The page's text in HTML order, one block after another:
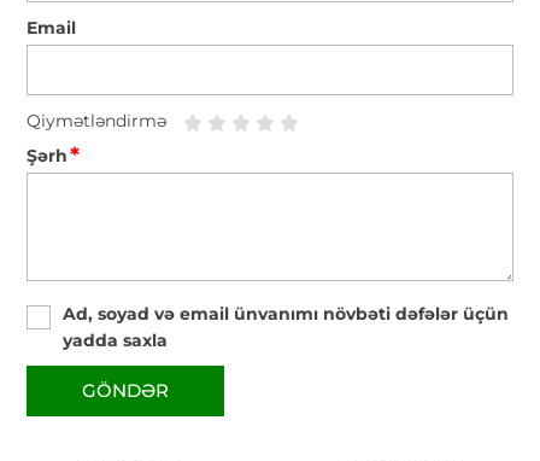
Email
Qiymətləndirmə
Şərh*
Ad, soyad və email ünvanımı növbəti dəfələr üçün
yadda saxla
GÖNDƏR